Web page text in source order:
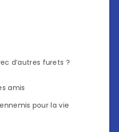
d’autres furets ?
amis
pour la vie